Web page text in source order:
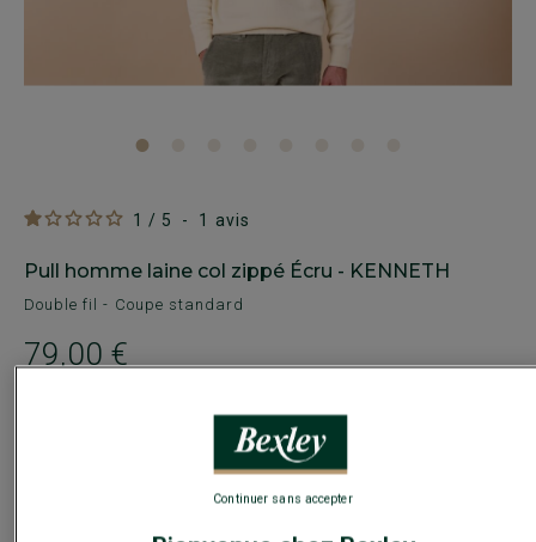
1 / 5 - 1 avis
Pull homme laine col zippé Écru - KENNETH
Double fil - Coupe standard
79,00 €
Le 2e pull laine au choix
Payez en plusieurs fois dès 199€ d'achat
Continuer sans accepter